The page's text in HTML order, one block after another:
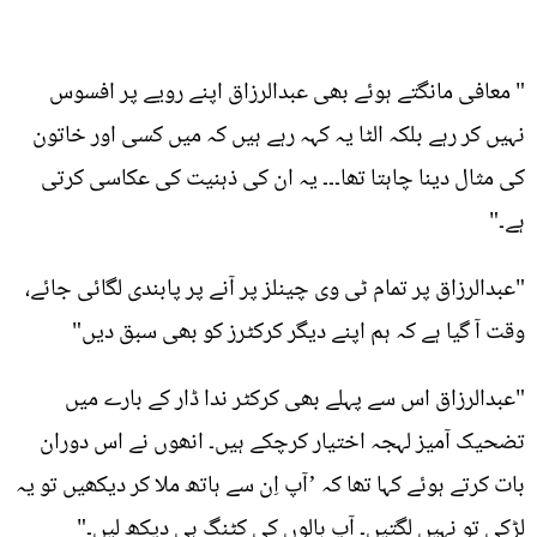
" معافی مانگتے ہوئے بھی عبدالرزاق اپنے رویے پر افسوس
نہیں کر رہے بلکہ الٹا یہ کہہ رہے ہیں کہ میں کسی اور خاتون
کی مثال دینا چاہتا تھا۔۔۔ یہ ان کی ذہنیت کی عکاسی کرتی
ہے۔"
"عبدالرزاق پر تمام ٹی وی چینلز پر آنے پر پابندی لگائی جائے،
وقت آ گیا ہے کہ ہم اپنے دیگر کرکٹرز کو بھی سبق دیں"
"عبدالرزاق اس سے پہلے بھی کرکٹر ندا ڈار کے بارے میں
تضحیک آمیز لہجہ اختیار کرچکے ہیں۔ انھوں نے اس دوران
بات کرتے ہوئے کہا تھا کہ ’آپ اِن سے ہاتھ ملا کر دیکھیں تو یہ